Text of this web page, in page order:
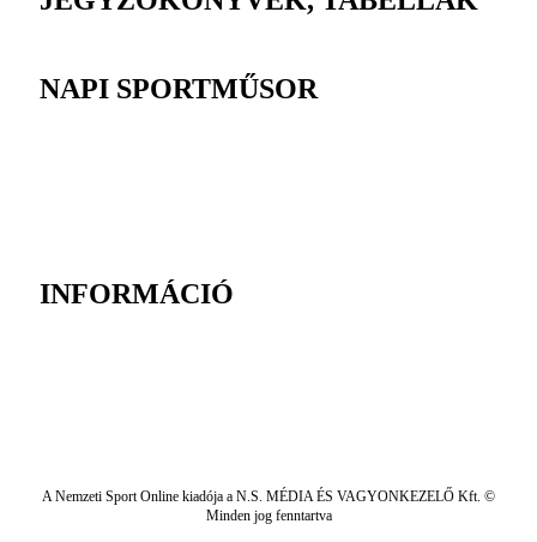
NAPI SPORTMŰSOR
INFORMÁCIÓ
A Nemzeti Sport Online kiadója a N.S. MÉDIA ÉS VAGYONKEZELŐ Kft. ©
Minden jog fenntartva